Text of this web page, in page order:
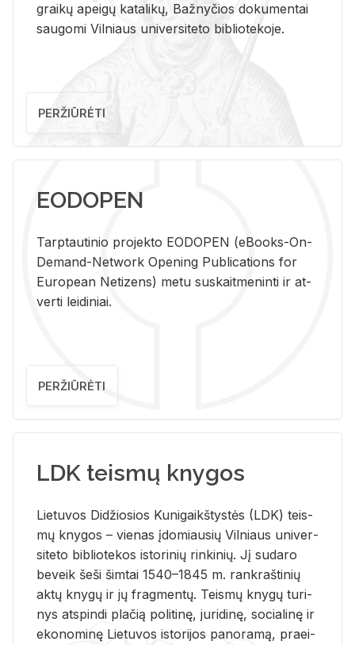
graikų apeigų katalikų, Bažnyčios dokumentai
saugomi Vilniaus universiteto bibliotekoje.
PERŽIŪRĖTI
EODOPEN
Tarp­tau­ti­nio pro­jek­to EO­DO­PEN (eBo­oks-On-
De­mand-Ne­twork Ope­ning Pub­li­ca­tions for
Eu­ro­pe­an Ne­ti­zens) metu su­skait­me­nin­ti ir at­
ver­ti lei­di­niai.
PERŽIŪRĖTI
LDK teismų knygos
Lie­tu­vos Di­džio­sios Ku­ni­gaikš­tys­tės (LDK) teis­
mų kny­gos – vie­nas įdo­miau­sių Vil­niaus uni­ver­
si­te­to bi­b­lio­te­kos is­to­ri­nių rin­ki­nių. Jį su­da­ro
be­veik šeši šim­tai 1540–1845 m. rank­raš­ti­nių
aktų kny­gų ir jų frag­men­tų. Teis­mų kny­gų tu­ri­
nys at­spin­di pla­čią po­li­ti­nę, ju­ri­di­nę, so­cia­li­nę ir
eko­no­mi­nę Lie­tu­vos is­to­ri­jos pa­no­ra­mą, pra­ei­